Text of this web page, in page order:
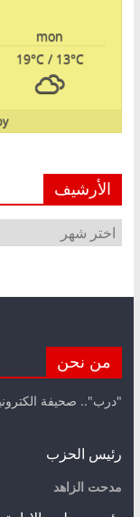
mon
19°C/ 13°C
الأرشيف
الأرشيف
من نحن
"درب".. صحيفة
رئيس الحزب
مدحت الزاهد